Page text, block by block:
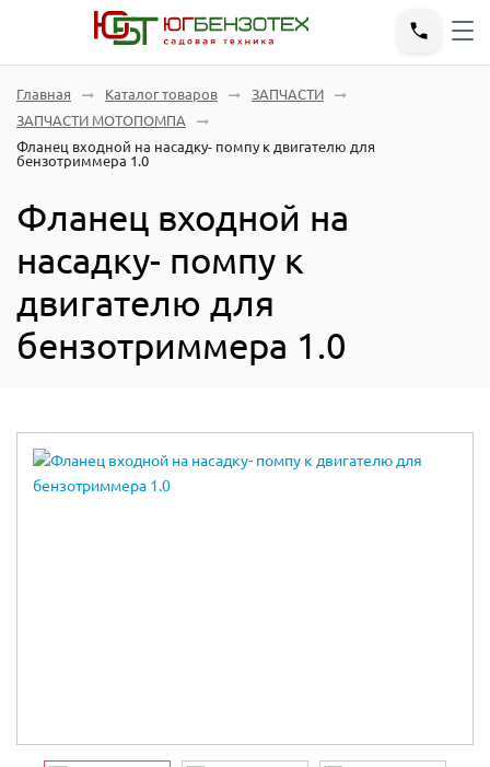
Главная Каталог товаров
ЗАПЧАСТИ
ЗАПЧАСТИ МОТОПОМПА
Фланец входной на насадку- помпу к двигателю для
бензотриммера 1.0
Фланец входной на
насадку- помпу к
двигателю для
бензотриммера 1.0